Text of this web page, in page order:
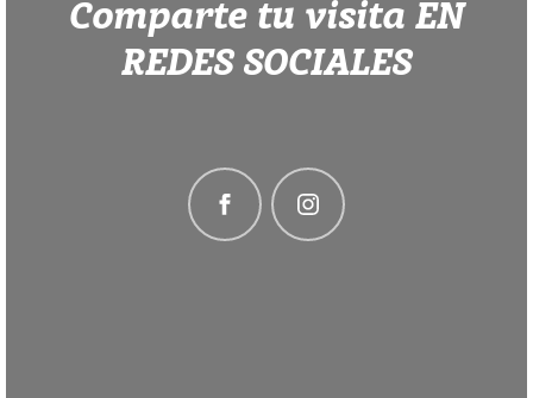
Comparte tu visita EN
REDES SOCIALES